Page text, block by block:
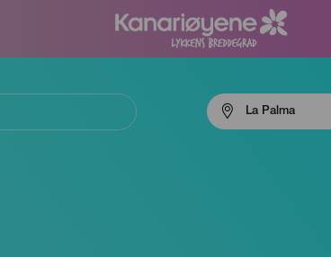
navigation
La Palma